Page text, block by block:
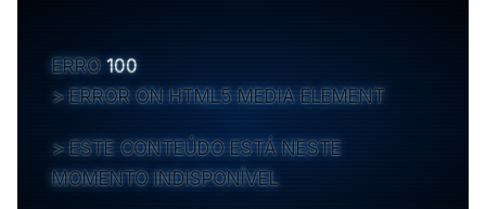
ERRO 100
ERROR ON HTML5 MEDIA ELEMENT
ESTE CONTEÚDO ESTÁ NESTE
MOMENTO INDISPONÍVEL